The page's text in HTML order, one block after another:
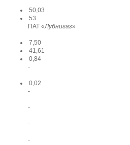
50,03
53
ПАТ «Лубнигаз»
7,50
41,61
0,84
-
0,02
-
-
-
-